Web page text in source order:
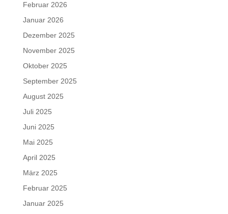
Februar 2026
Januar 2026
Dezember 2025
November 2025
Oktober 2025
September 2025
August 2025
Juli 2025
Juni 2025
Mai 2025
April 2025
März 2025
Februar 2025
Januar 2025